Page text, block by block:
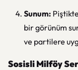
Sunum:
bir görünüm
ve partilere
Sosisli Milföy